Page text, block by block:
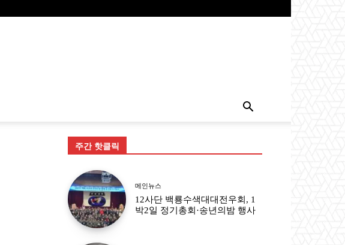
주간 핫클릭
메인뉴스
12사단 백룡수색대대전우회, 1
박2일 정기총회·송년의밤 행사